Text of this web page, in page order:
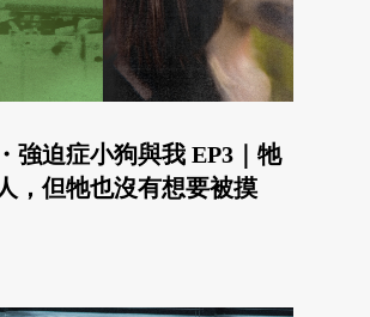
強迫症小狗與我 EP3｜牠
，但牠也沒有想要被摸